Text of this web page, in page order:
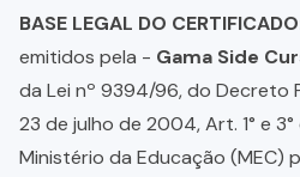
BASE LEGAL DO
emitidos pela - Gama Side
da Lei nº 9394/96, do Decreto
23 de julho de 2004, Art. 1° e
Ministério da Educação (MEC)